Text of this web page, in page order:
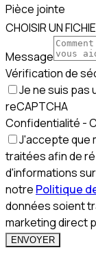
Pièce jointe
CHOISIR UN
Message
Vérification de
Je ne suis pas
reCAPTCHA
Confidentialité -
J'accepte que
traitées afin de
d'informations
notre Politique
données soient
marketing direct
ENVOYER